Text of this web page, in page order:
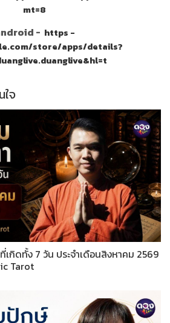
mt=8
- https -
store/apps/details?
จ
กิดทั้ง 7 วัน ประจำเดือนสิงหาคม 2569
Tarot